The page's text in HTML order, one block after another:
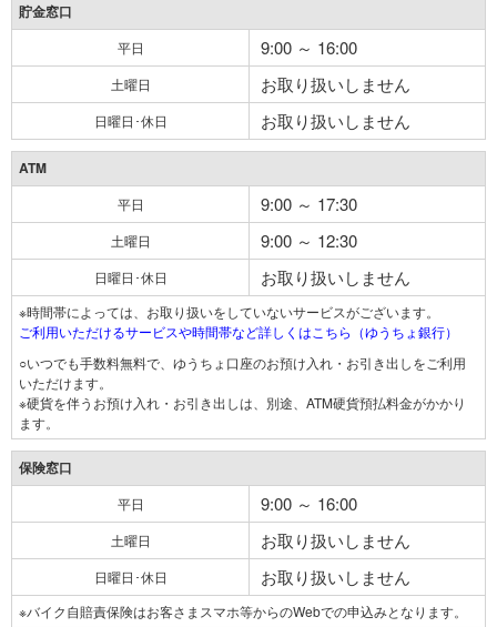
貯金窓口
平日 9:00 ～ 16:00
土曜日 お取り扱いしません
日曜日･休日 お取り扱いしません
ATM
平日 9:00 ～ 17:30
土曜日 9:00 ～ 12:30
日曜日･休日 お取り扱いしません
※時間帯によっては、お取り扱いをしていないサービスがございます。
ご利用いただけるサービスや時間帯など詳しくはこちら（ゆうちょ銀行）
○いつでも手数料無料で、ゆうちょ口座のお預け入れ・お引き出しをご利用
いただけます。
※硬貨を伴うお預け入れ・お引き出しは、別途、ATM硬貨預払料金がかかり
ます。
保険窓口
平日 9:00 ～ 16:00
土曜日 お取り扱いしません
日曜日･休日 お取り扱いしません
※バイク自賠責保険はお客さまスマホ等からのWebでの申込みとなります。